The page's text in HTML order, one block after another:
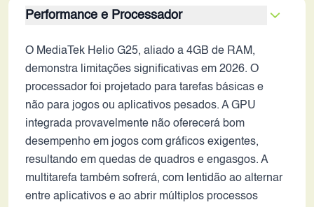
Performance e Processador
O MediaTek Helio G25, aliado a 4GB de RAM,
demonstra limitações significativas em 2026. O
processador foi projetado para tarefas básicas e
não para jogos ou aplicativos pesados. A GPU
integrada provavelmente não oferecerá bom
desempenho em jogos com gráficos exigentes,
resultando em quedas de quadros e engasgos. A
multitarefa também sofrerá, com lentidão ao alternar
entre aplicativos e ao abrir múltiplos processos